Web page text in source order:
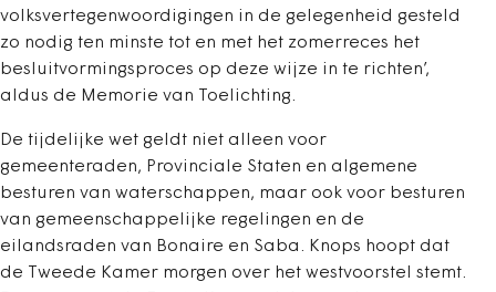
volksvertegenwoordigingen in de gelegenheid gesteld
zo nodig ten minste tot en met het zomerreces het
besluitvormingsproces op deze wijze in te richten’,
aldus de Memorie van Toelichting.
De tijdelijke wet geldt niet alleen voor
gemeenteraden, Provinciale Staten en algemene
besturen van waterschappen, maar ook voor besturen
van gemeenschappelijke regelingen en de
eilandsraden van Bonaire en Saba. Knops hoopt dat
de Tweede Kamer morgen over het westvoorstel stemt.